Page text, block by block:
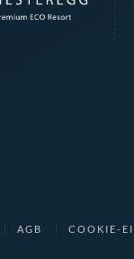
AGB COOKIE-